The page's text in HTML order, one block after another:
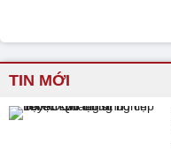
TIN MỚI